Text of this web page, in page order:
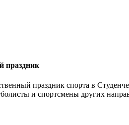
праздник
праздник спорта в
и спортсмены других